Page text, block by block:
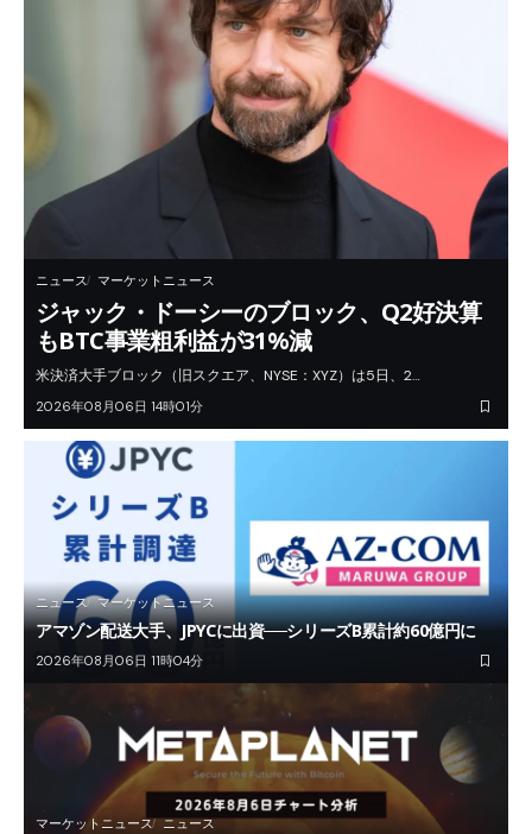
ニュース マーケットニュース
ジャック・ドーシーのブロック、Q2好決算
もBTC事業粗利益が31%減
米決済大手ブロック（旧スクエア、NYSE：XYZ）は5日、2…
2026年08月06日 14時01分
ニュース マーケットニュース
アマゾン配送大手、JPYCに出資──シリーズB累計約60億円に
2026年08月06日 11時04分
マーケットニュース ニュース